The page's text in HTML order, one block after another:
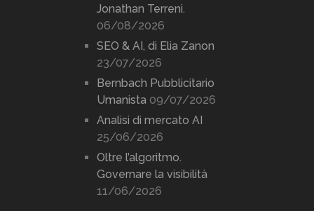
Jonathan Terreni.
06/08/2026
SEO & AI, di Elia Zanon
23/07/2026
Bernbach Pubblicitario
Umanista 09/07/2026
Analisi di mercato AI
25/06/2026
Oltre l’algoritmo.
Governare la visibilità
11/06/2026